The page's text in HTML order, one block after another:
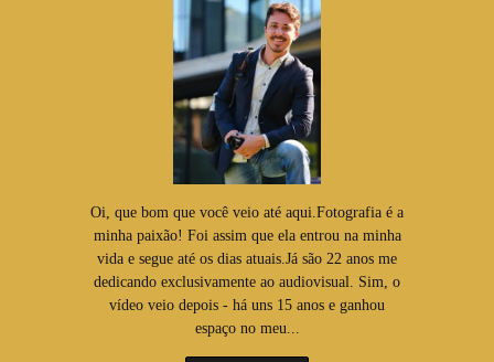
Oi, que bom que você veio até aqui.Fotografia é a
minha paixão! Foi assim que ela entrou na minha
vida e segue até os dias atuais.Já são 22 anos me
dedicando exclusivamente ao audiovisual. Sim, o
vídeo veio depois - há uns 15 anos e ganhou
espaço no meu...